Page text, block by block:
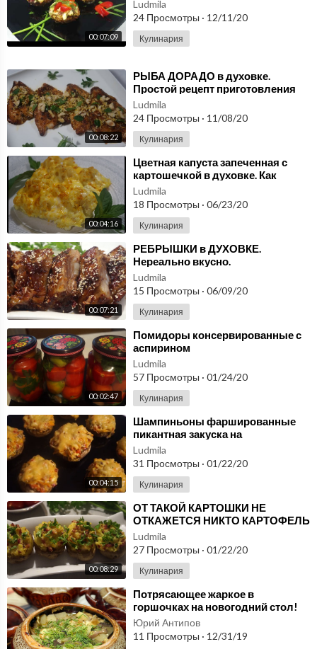
00:07:09
Ludmila
24 Просмотры · 12/11/20
Кулинария
00:08:22
⁣РЫБА ДОРАДО в духовке.
Простой рецепт приготовления
Ludmila
24 Просмотры · 11/08/20
Кулинария
00:04:16
⁣Цветная капуста запеченная с
картошечкой в духовке. Как
вкусно приготовить цветную
капусту?
Ludmila
18 Просмотры · 06/23/20
Кулинария
00:07:21
⁣РЕБРЫШКИ в ДУХОВКЕ.
Нереально вкусно.
Ludmila
15 Просмотры · 06/09/20
Кулинария
00:02:47
⁣Помидоры консервированные с
аспирином
Ludmila
57 Просмотры · 01/24/20
Кулинария
00:04:15
⁣Шампиньоны фаршированные
пикантная закуска на
праздничный стол
Ludmila
31 Просмотры · 01/22/20
Кулинария
00:08:29
⁣ОТ ТАКОЙ КАРТОШКИ НЕ
ОТКАЖЕТСЯ НИКТО КАРТОФЕЛЬ
ФАРШИРОВАННЫЙ запеченный
в духовке
Ludmila
27 Просмотры · 01/22/20
Кулинария
⁣Потрясающее жаркое в
горшочках на новогодний стол!
Свинина с картофелем и грибами
в духовке
Юрий Антипов
11 Просмотры · 12/31/19